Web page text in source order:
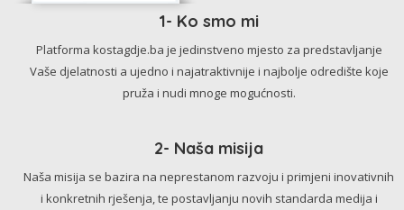
1- Ko smo mi
Platforma kostagdje.ba je jedinstveno mjesto za predstavljanje
Vaše djelatnosti a ujedno i najatraktivnije i najbolje odredište koje
pruža i nudi mnoge mogućnosti.
2- Naša misija
Naša misija se bazira na neprestanom razvoju i primjeni inovativnih
i konkretnih rješenja, te postavljanju novih standarda medija i